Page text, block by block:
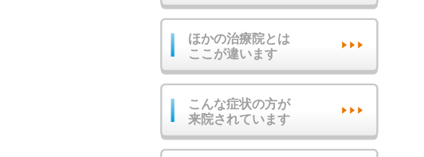
ほかの治療院とは
ここが違います
こんな症状の方が
来院されています